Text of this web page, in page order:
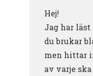
Hej!
Jag har
du brukar
men hittar
av varje